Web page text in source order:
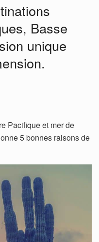
Basse
unique
Pacifique et mer de
5 bonnes raisons de